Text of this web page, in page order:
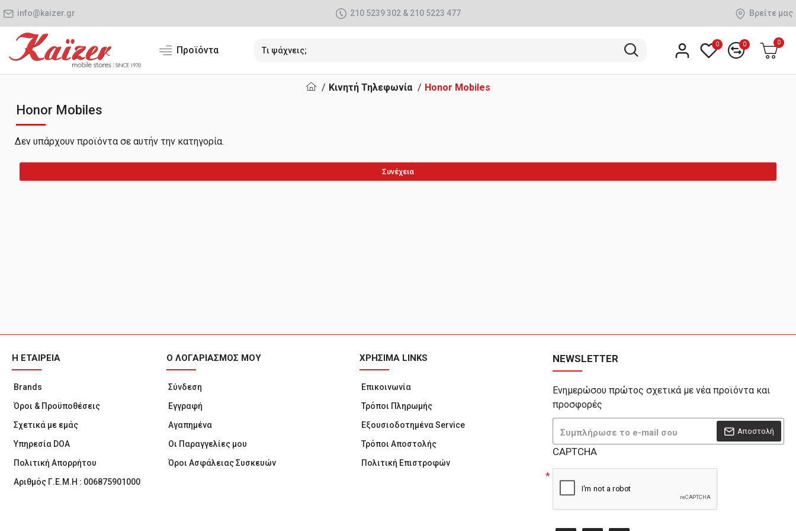
info@kaizer.gr 210 5239 302 & 210 5223 477 Βρείτε μας
Προϊόντα
0 0 0
Κινητή Τηλεφωνία Honor Mobiles
Honor Mobiles
Δεν υπάρχουν προϊόντα σε αυτήν την κατηγορία.
Συνέχεια
Η ΕΤΑΙΡΕΙΑ
Brands
Όροι & Προϋποθέσεις
Σχετικά με εμάς
Υπηρεσία DOA
Πολιτική Απορρήτου
Αριθμός Γ.Ε.Μ.Η : 006875901000
Ο ΛΟΓΑΡΙΑΣΜΟΣ ΜΟΥ
Σύνδεση
Εγγραφή
Αγαπημένα
Οι Παραγγελίες μου
Όροι Ασφάλειας Συσκευών
ΧΡΗΣΙΜΑ LINKS
Επικοινωνία
Τρόποι Πληρωμής
Εξουσιοδοτημένα Service
Τρόποι Αποστολής
Πολιτική Επιστροφών
NEWSLETTER
Ενημερώσου πρώτος σχετικά με νέα προϊόντα και
προσφορές
Αποστολή
CAPTCHA